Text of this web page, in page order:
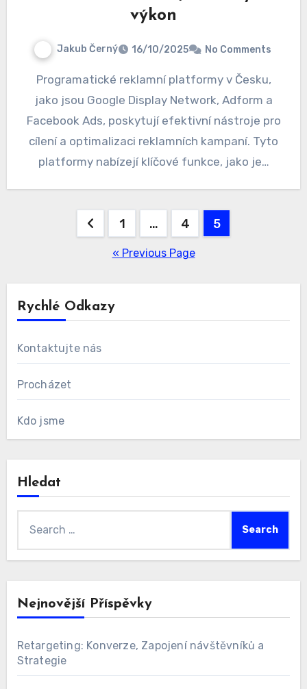
výkon
Jakub Černý 16/10/2025 No Comments
Programatické reklamní platformy v Česku,
jako jsou Google Display Network, Adform a
Facebook Ads, poskytují efektivní nástroje pro
cílení a optimalizaci reklamních kampaní. Tyto
platformy nabízejí klíčové funkce, jako je…
pagination
1 … 4 5
« Previous Page
Rychlé Odkazy
Kontaktujte nás
Procházet
Kdo jsme
Hledat
for:
Nejnovější Příspěvky
Retargeting: Konverze, Zapojení návštěvníků a
Strategie